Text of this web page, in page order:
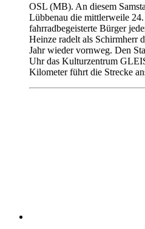
OSL (MB). An diesem
Lübbenau die mittlerweile
fahrradbegeisterte Bürger
Heinze radelt als Schirmherr
Jahr wieder vornweg. Den
Uhr das Kulturzentrum
Kilometer führt die Strecke